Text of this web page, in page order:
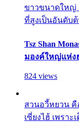
ขาวขนาดใหญ่
ที่สูงเป็นอันดับ
Tsz Shan
มองค์ใหญ่แห่ง
824 views
สวนอวี้หยวน
เซี่ยงไฮ้ เพรา